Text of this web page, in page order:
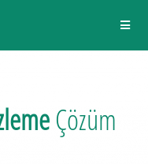
Çözüm